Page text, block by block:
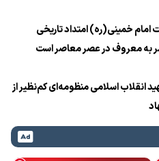
خمینی(ره) امتداد تاریخی
به معروف در عصر معاصر است
انقلاب اسلامی منظومه‌ای کم‌نظیر از